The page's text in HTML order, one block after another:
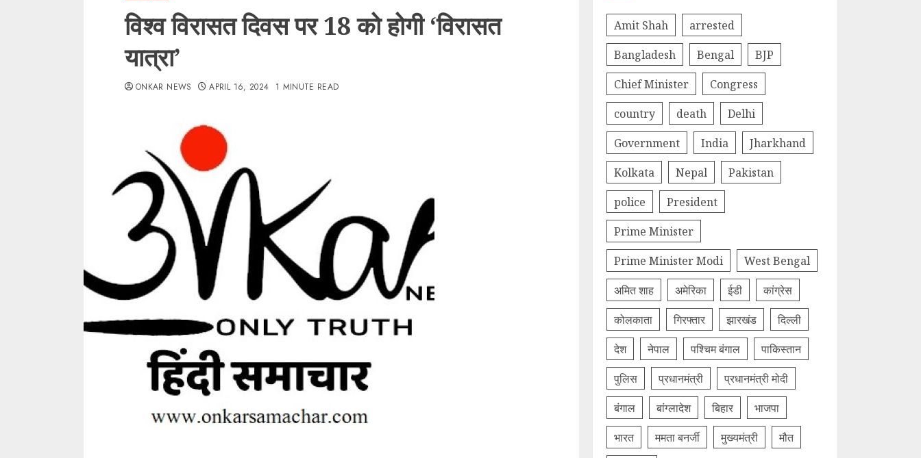
विश्व विरासत दिवस पर 18 को होगी ‘विरासत
यात्रा’
ONKAR NEWS APRIL 16, 2024 1 MINUTE READ
Amit Shah
arrested
Bangladesh
Bengal
BJP
Chief Minister
Congress
country
death
Delhi
Government
India
Jharkhand
Kolkata
Nepal
Pakistan
police
President
Prime Minister
Prime Minister Modi
West Bengal
अमित शाह
अमेरिका ईडी
कांग्रेस
कोलकाता
गिरफ्तार झारखंड
दिल्‍ली
देश
नेपाल पश्चिम बंगाल
पाकिस्तान
पुलिस
प्रधानमंत्री
प्रधानमंत्री मोदी
बंगाल
बांग्लादेश बिहार
भाजपा
भारत
ममता बनर्जी मुख्यमंत्री
मौत